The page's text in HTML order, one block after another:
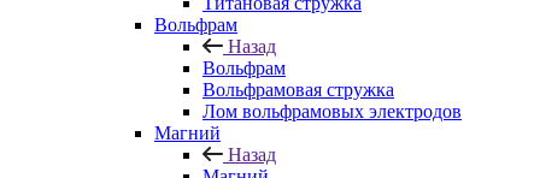
Вольфрам
Назад
Вольфрам
Вольфрамовая стружка
Лом вольфрамовых электродов
Магний
Назад